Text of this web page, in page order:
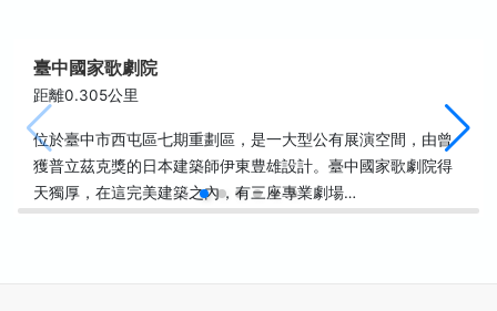
臺中國家歌劇院
距離0.305公里
位於臺中市西屯區七期重劃區，是一大型公有展演空間，由曾
獲普立茲克獎的日本建築師伊東豊雄設計。臺中國家歌劇院得
天獨厚，在這完美建築之內，有三座專業劇場…